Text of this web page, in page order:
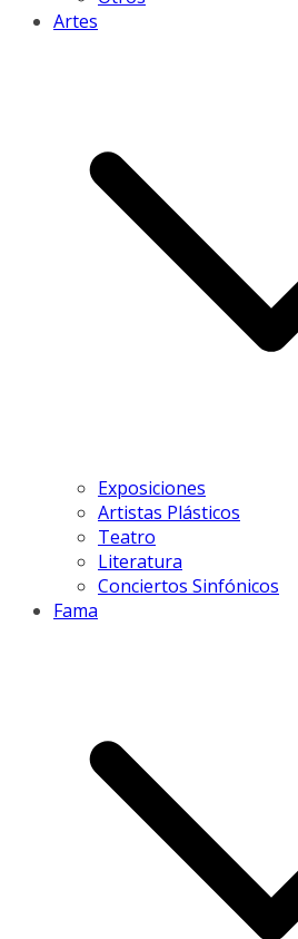
Artes
Exposiciones
Artistas Plásticos
Teatro
Literatura
Conciertos Sinfónicos
Fama